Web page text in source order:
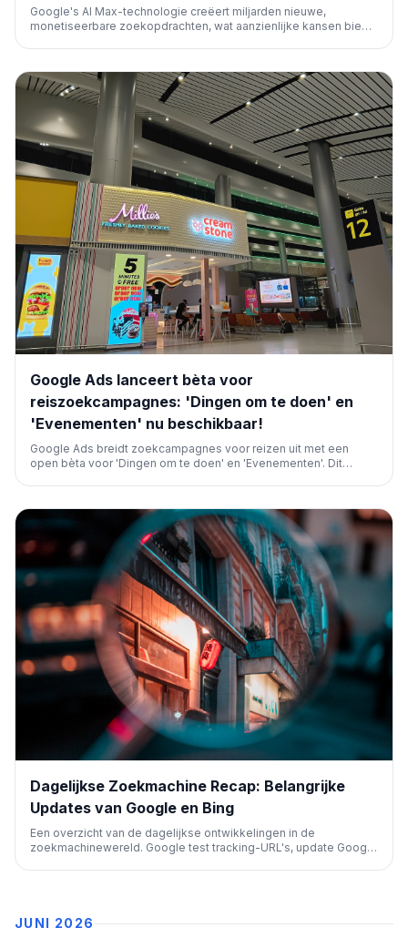
Google's AI Max-technologie creëert miljarden nieuwe,
monetiseerbare zoekopdrachten, wat aanzienlijke kansen biedt
Google Ads lanceert bèta voor
reiszoekcampagnes: 'Dingen om te doen' en
'Evenementen' nu beschikbaar!
Google Ads breidt zoekcampagnes voor reizen uit met een
open bèta voor 'Dingen om te doen' en 'Evenementen'. Dit
uniforme rapportage voor adverteerders.
Dagelijkse Zoekmachine Recap: Belangrijke
Updates van Google en Bing
Een overzicht van de dagelijkse ontwikkelingen in de
zoekmachinewereld. Google test tracking-URL's, update Google
JUNI 2026